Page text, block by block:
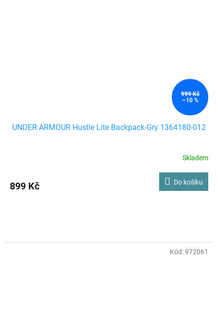
999 Kč
–10 %
UNDER ARMOUR Hustle Lite Backpack-Gry 1364180-012
Skladem
899 Kč Do košíku
Kód:972061